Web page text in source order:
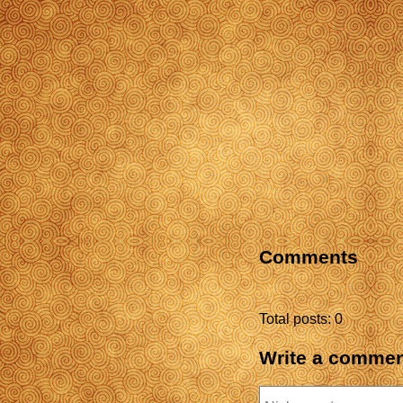
Comments
Total posts: 0
Write a